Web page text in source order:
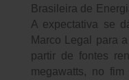
Brasileira de
A expectativa se
Marco Legal para
partir de fontes
megawatts, no